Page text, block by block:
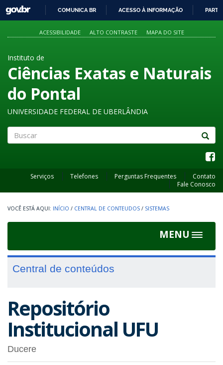
PARA
O
GOVBR
COMUNICA BR ACESSO À INFORMAÇÃO
ACESSIBILIDADE ALTO CONTRASTE MAPA DO SITE
Instituto de
Ciências Exatas e Naturais
do Pontal
UNIVERSIDADE FEDERAL DE UBERLÂNDIA
Serviços Telefones Perguntas Frequentes
Contato
Fale Conosco
INÍCIO / CENTRAL DE CONTEUDOS / SISTEMAS
MENU
Toggle
Central de conteúdos
Repositório
Institucional UFU
Ducere